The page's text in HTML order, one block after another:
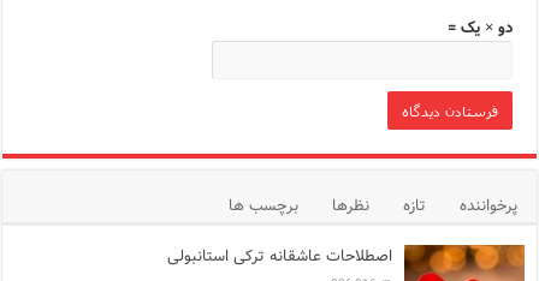
دو × یک =
پرخواننده تازه نظرها
برچسب ها
اصطلاحات عاشقانه ترکی استانبولی